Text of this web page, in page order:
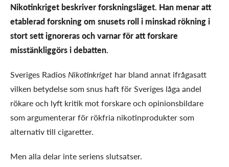
Nikotinkriget beskriver forskningsläget. Han menar att
etablerad forskning om snusets roll i minskad rökning i
stort sett ignoreras och varnar för att forskare
misstänkliggörs i debatten.
Sveriges RadiosNikotinkriget har bland annat ifrågasatt
vilken betydelse som snus haft för Sveriges låga andel
rökare och lyft kritik mot forskare och opinionsbildare
som argumenterar för rökfria nikotinprodukter som
alternativ till cigaretter.
Men alla delar inte seriens slutsatser.